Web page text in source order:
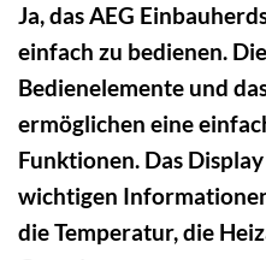
Ja, das AEG
einfach zu bedienen.
Bedienelemente und
ermöglichen eine
Funktionen. Das
wichtigen
die Temperatur, die